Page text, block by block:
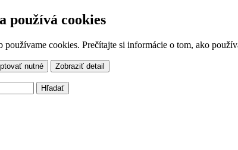
používá cookies
používame cookies. Prečítajte si informácie o tom, ako
nutné Zobraziť detail